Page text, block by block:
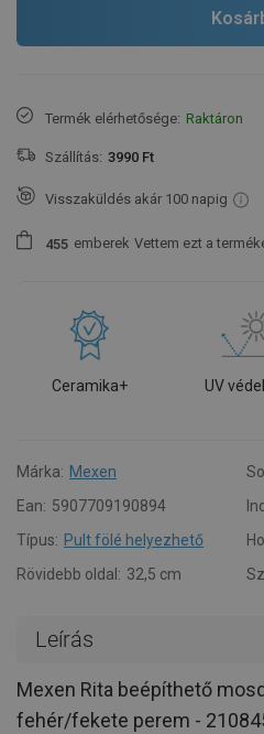
Termék elérhetősége: Raktáron
Szállítás: 3990 Ft
Visszaküldés akár 100 napig
455 emberek Vettem ezt a
Ceramika+ UV
Márka: Mexen
Ean: 5907709190894
Típus: Pult fölé helyezhető
Rövidebb oldal: 32,5 cm
Leírás
Mexen Rita beépíthető
fehér/fekete perem -